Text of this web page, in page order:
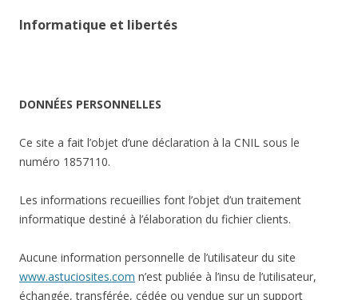
Informatique et libertés
DONNÉES PERSONNELLES
Ce site a fait l’objet d’une déclaration à la CNIL sous le
numéro 1857110.
Les informations recueillies font l’objet d’un traitement
informatique destiné à l’élaboration du fichier clients.
Aucune information personnelle de l’utilisateur du site
www.astuciosites.com n’est publiée à l’insu de l’utilisateur,
échangée, transférée, cédée ou vendue sur un support